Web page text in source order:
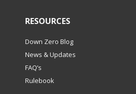
RESOURCES
Down Zero Blog
News & Updates
FAQ’s
Rulebook